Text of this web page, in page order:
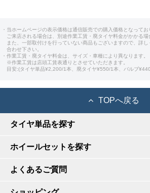
・当ホームページの表示価格は通信販売での購入価格となってお
ご来店される場合は、別途作業工賃・廃タイヤ料金がかかる場
また、一部取付けを行っていない商品もございますので、詳
合わせ下さい。
・作業工賃・廃タイヤ料金は、サイズ・車種により異なります。
※作業工賃は店頭工賃表通りとさせていただきます。
目安:(タイヤ単品¥2,200/1本、廃タイヤ¥550/1本、バルブ
TOPへ戻る
タイヤ単品を探す
ホイールセットを探す
よくあるご質問